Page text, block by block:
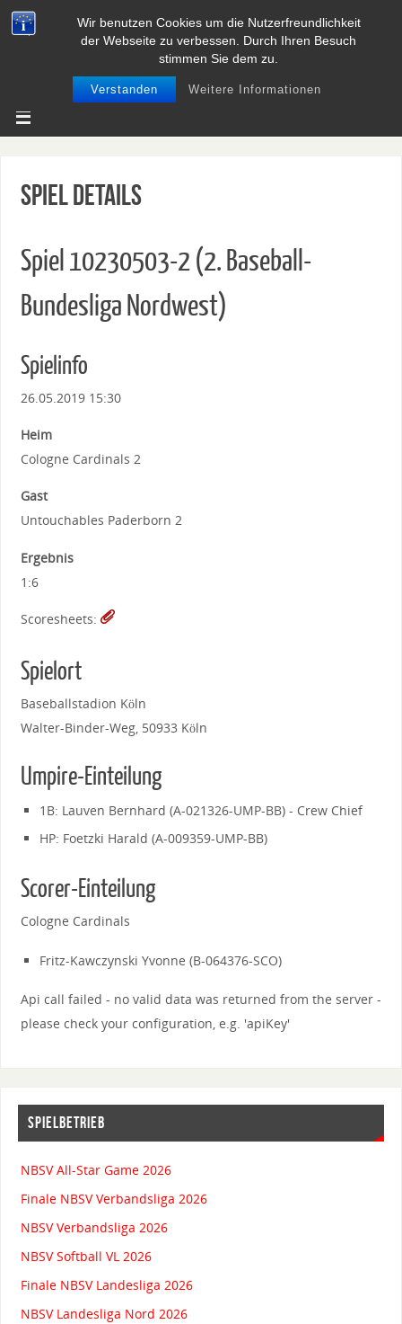
Wir benutzen Cookies um die Nutzerfreundlichkeit
der Webseite zu verbessen. Durch Ihren Besuch
stimmen Sie dem zu.
Verstanden Weitere Informationen
BASEBALL UND SOFTBALL IN
NIEDERSACHSEN
Spiel Details
Spiel 10230503-2 (2. Baseball-
Bundesliga Nordwest)
Spielinfo
26.05.2019 15:30
Heim
Cologne Cardinals 2
Gast
Untouchables Paderborn 2
Ergebnis
1:6
Scoresheets:
Spielort
Baseballstadion Köln
Walter-Binder-Weg, 50933 Köln
Umpire-Einteilung
1B: Lauven Bernhard (A-021326-UMP-BB) - Crew Chief
HP: Foetzki Harald (A-009359-UMP-BB)
Scorer-Einteilung
Cologne Cardinals
Fritz-Kawczynski Yvonne (B-064376-SCO)
Api call failed - no valid data was returned from the server -
please check your configuration, e.g. 'apiKey'
SPIELBETRIEB
NBSV All-Star Game 2026
Finale NBSV Verbandsliga 2026
NBSV Verbandsliga 2026
NBSV Softball VL 2026
Finale NBSV Landesliga 2026
NBSV Landesliga Nord 2026